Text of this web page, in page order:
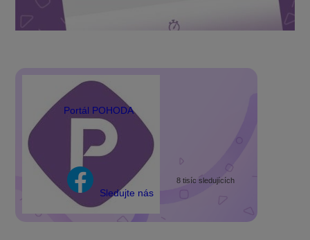
Portál POHODA
Sledujte nás
8 tisíc sledujících